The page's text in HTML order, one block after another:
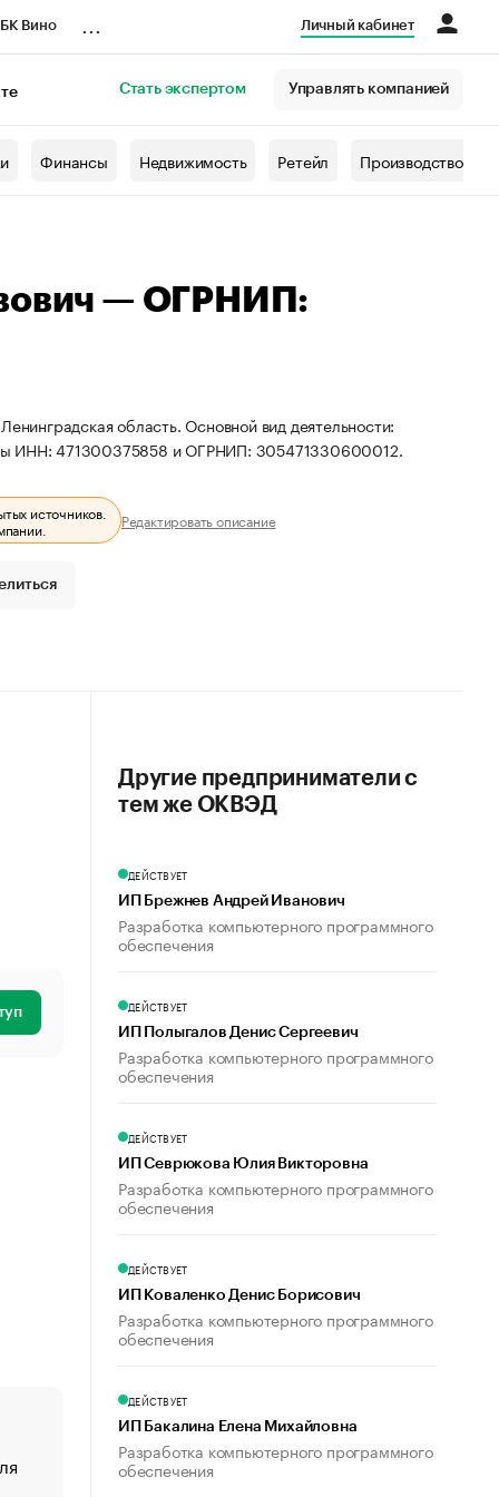
Вино Личный кабинет
Стать экспертом Управлять компанией
Финансы Недвижимость Ретейл Производство
— ОГРНИП:
область. Основной вид деятельности:
ИНН: 471300375858 и ОГРНИП: 305471330600012.
источников.
Редактировать описание
«От спорта тело стареет иначе». Как живет глава
создавшей GTA
Другие предприниматели с
тем же ОКВЭД
ДЕЙСТВУЕТ
ИП Брежнев Андрей Иванович
Разработка компьютерного программного
обеспечения
ДЕЙСТВУЕТ
ИП Полыгалов Денис Сергеевич
Разработка компьютерного программного
обеспечения
ДЕЙСТВУЕТ
ИП Севрюкова Юлия Викторовна
Разработка компьютерного программного
обеспечения
ДЕЙСТВУЕТ
ИП Коваленко Денис Борисович
Разработка компьютерного программного
обеспечения
ДЕЙСТВУЕТ
ИП Бакалина Елена Михайловна
Разработка компьютерного программного
обеспечения